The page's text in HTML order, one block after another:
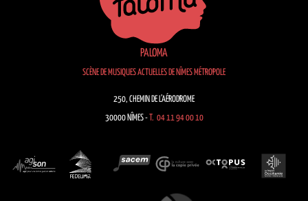
PALOMA
SCÈNE DE MUSIQUES ACTUELLES DE NÎMES MÉTROPOLE
250, CHEMIN DE L’AÉRODROME
30000 NÎMES - T. 04 11 94 00 10